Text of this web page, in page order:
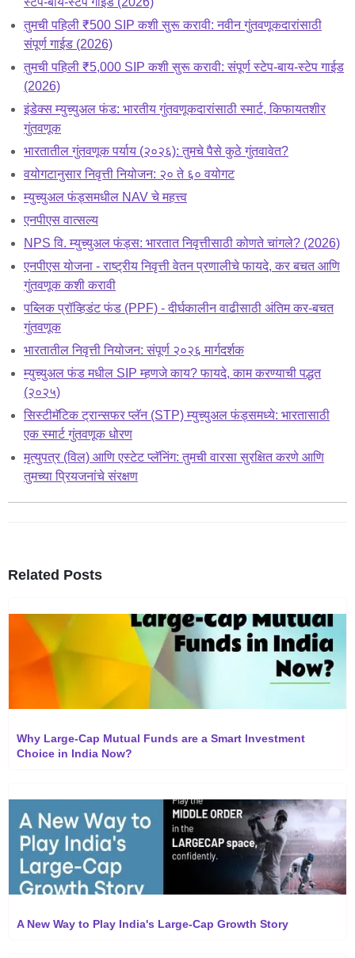
तुमची पहिली ₹500 SIP कशी सुरू करावी: नवीन गुंतवणूकदारांसाठी
संपूर्ण गाईड (2026)
तुमची पहिली ₹5,000 SIP कशी सुरू करावी: संपूर्ण स्टेप-बाय-स्टेप गाईड
(2026)
इंडेक्स म्युच्युअल फंड: भारतीय गुंतवणूकदारांसाठी स्मार्ट, किफायतशीर
गुंतवणूक
भारतातील गुंतवणूक पर्याय (२०२६): तुमचे पैसे कुठे गुंतवावेत?
वयोगटानुसार निवृत्ती नियोजन: २० ते ६० वयोगट
म्युच्युअल फंड्समधील NAV चे महत्त्व
एनपीएस वात्सल्य
NPS वि. म्युच्युअल फंड्स: भारतात निवृत्तीसाठी कोणते चांगले? (2026)
एनपीएस योजना - राष्ट्रीय निवृत्ती वेतन प्रणालीचे फायदे, कर बचत आणि
गुंतवणूक कशी करावी
पब्लिक प्रॉव्हिडंट फंड (PPF) - दीर्घकालीन वाढीसाठी अंतिम कर-बचत
गुंतवणूक
भारतातील निवृत्ती नियोजन: संपूर्ण २०२६ मार्गदर्शक
म्युच्युअल फंड मधील SIP म्हणजे काय? फायदे, काम करण्याची पद्धत
(२०२५)
सिस्टीमॅटिक ट्रान्सफर प्लॅन (STP) म्युच्युअल फंड्समध्ये: भारतासाठी
एक स्मार्ट गुंतवणूक धोरण
मृत्युपत्र (विल) आणि एस्टेट प्लॅनिंग: तुमची वारसा सुरक्षित करणे आणि
तुमच्या प्रियजनांचे संरक्षण
Related Posts
Why Large-Cap Mutual Funds are a Smart Investment
Choice in India Now?
A New Way to Play India's Large-Cap Growth Story